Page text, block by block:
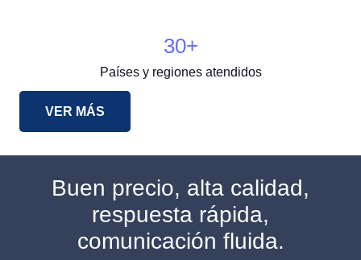
30+
Países y regiones atendidos
VER MÁS
Buen precio, alta calidad,
respuesta rápida,
comunicación fluida.